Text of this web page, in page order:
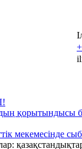
бойынша
мекемесінде